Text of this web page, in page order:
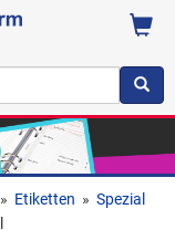
» Etiketten » Spezial